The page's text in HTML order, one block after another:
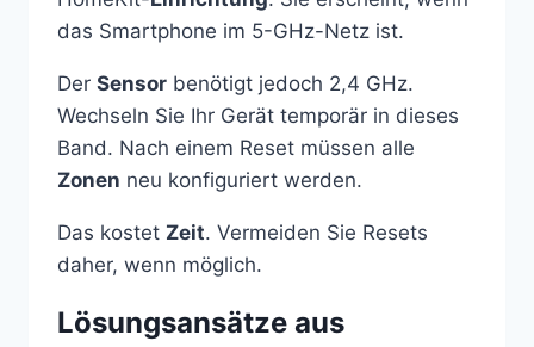
das Smartphone im 5-GHz-Netz ist.
Der Sensor benötigt jedoch 2,4 GHz.
Wechseln Sie Ihr Gerät temporär in dieses
Band. Nach einem Reset müssen alle
Zonen neu konfiguriert werden.
Das kostet Zeit. Vermeiden Sie Resets
daher, wenn möglich.
Lösungsansätze aus